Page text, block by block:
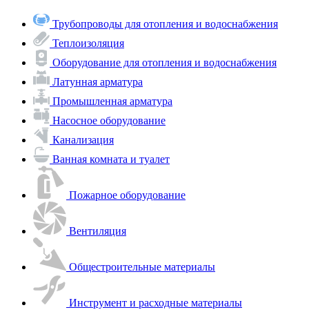
Трубопроводы для отопления и водоснабжения
Теплоизоляция
Оборудование для отопления и водоснабжения
Латунная арматура
Промышленная арматура
Насосное оборудование
Канализация
Ванная комната и туалет
Пожарное оборудование
Вентиляция
Общестроительные материалы
Инструмент и расходные материалы